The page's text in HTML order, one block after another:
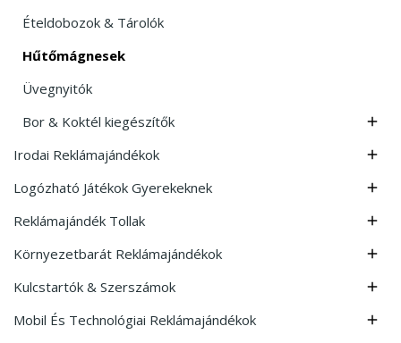
Ételdobozok & Tárolók
Hűtőmágnesek
Üvegnyitók
Bor & Koktél kiegészítők

Irodai Reklámajándékok 
Logózható Játékok Gyerekeknek 
Reklámajándék Tollak 
Környezetbarát Reklámajándékok 
Kulcstartók & Szerszámok 
Mobil És Technológiai Reklámajándékok 